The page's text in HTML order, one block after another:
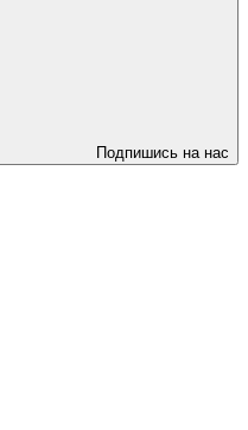
Подпишись на нас